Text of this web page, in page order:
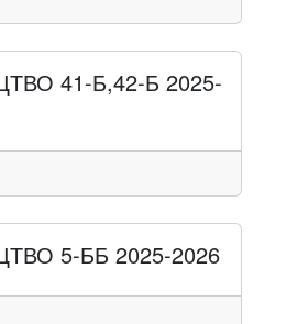
41-Б,42-Б 2025-
5-ББ 2025-2026